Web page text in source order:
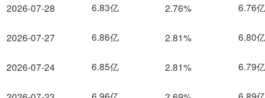
2026-07-28
2026-07-27
2026-07-24
6.83亿 2.76% 6.76亿
6.86亿 2.81% 6.80亿
6.85亿 2.81% 6.79亿